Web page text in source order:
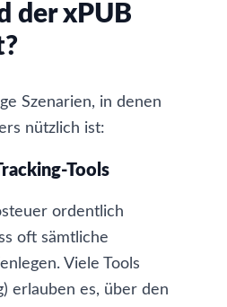
der xPUB
Szenarien, in denen
nützlich ist:
Tools
ordentlich
oft sämtliche
Viele Tools
erlauben es, über den